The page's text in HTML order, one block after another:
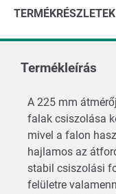
TERMÉKRÉSZLETEK
Termékleírás
A 225 mm
falak csiszolása
mivel a falon
hajlamos az
stabil csiszolási
felületre